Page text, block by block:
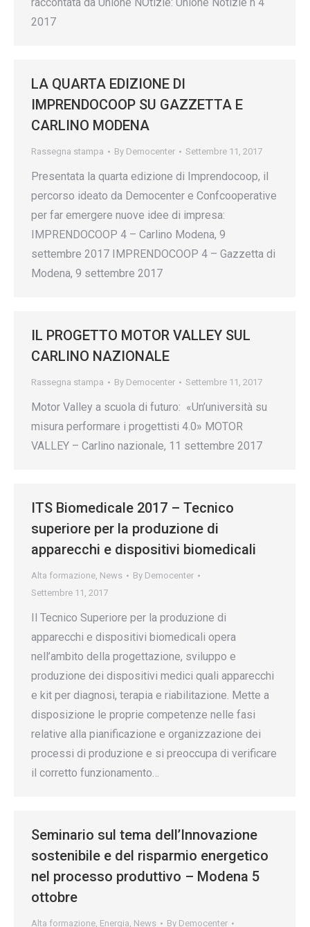
2017
LA QUARTA EDIZIONE DI
IMPRENDOCOOP SU GAZZETTA E
CARLINO MODENA
Rassegna stampa By Democenter Settembre 11, 2017
Presentata la quarta edizione di Imprendocoop, il
percorso ideato da Democenter e Confcooperative
per far emergere nuove idee di impresa:
IMPRENDOCOOP 4 – Carlino Modena, 9
settembre 2017 IMPRENDOCOOP 4 – Gazzetta di
Modena, 9 settembre 2017
IL PROGETTO MOTOR VALLEY SUL
CARLINO NAZIONALE
Rassegna stampa By Democenter Settembre 11, 2017
Motor Valley a scuola di futuro: «Un’università su
misura performare i progettisti 4.0» MOTOR
VALLEY – Carlino nazionale, 11 settembre 2017
ITS Biomedicale 2017 – Tecnico
superiore per la produzione di
apparecchi e dispositivi biomedicali
Alta formazione, News By Democenter
Settembre 11, 2017
Il Tecnico Superiore per la produzione di
apparecchi e dispositivi biomedicali opera
nell’ambito della progettazione, sviluppo e
produzione dei dispositivi medici quali apparecchi
e kit per diagnosi, terapia e riabilitazione. Mette a
disposizione le proprie competenze nelle fasi
relative alla pianificazione e organizzazione dei
processi di produzione e si preoccupa di verificare
il corretto funzionamento…
Seminario sul tema dell’Innovazione
sostenibile e del risparmio energetico
nel processo produttivo – Modena 5
ottobre
Alta formazione, Energia, News By Democenter